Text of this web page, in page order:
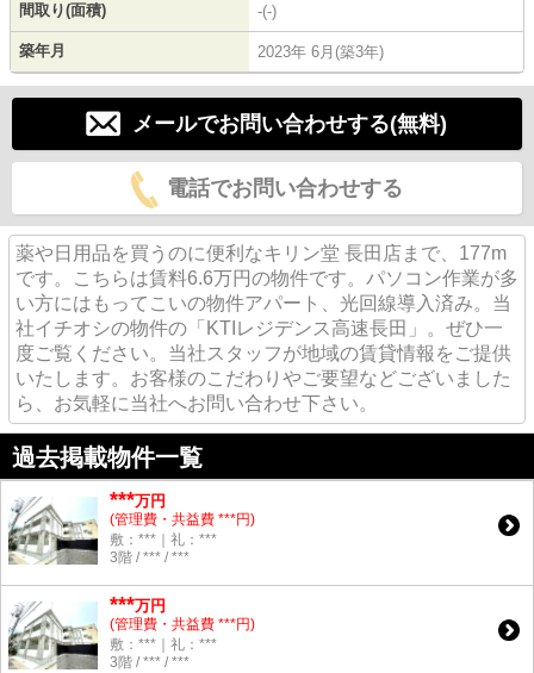
間取り(面積) -(-)
築年月 2023年 6月(築3年)
メールでお問い合わせする(無料)
電話でお問い合わせする
薬や日用品を買うのに便利なキリン堂 長田店まで、177m
です。こちらは賃料6.6万円の物件です。パソコン作業が多
い方にはもってこいの物件アパート、光回線導入済み。当
社イチオシの物件の「KTIレジデンス高速長田」。ぜひ一
度ご覧ください。当社スタッフが地域の賃貸情報をご提供
いたします。お客様のこだわりやご要望などございました
ら、お気軽に当社へお問い合わせ下さい。
過去掲載物件一覧
***万円
(管理費・共益費 ***円)
敷：***｜礼：***
3階 / *** / ***
***万円
(管理費・共益費 ***円)
敷：***｜礼：***
3階 / *** / ***